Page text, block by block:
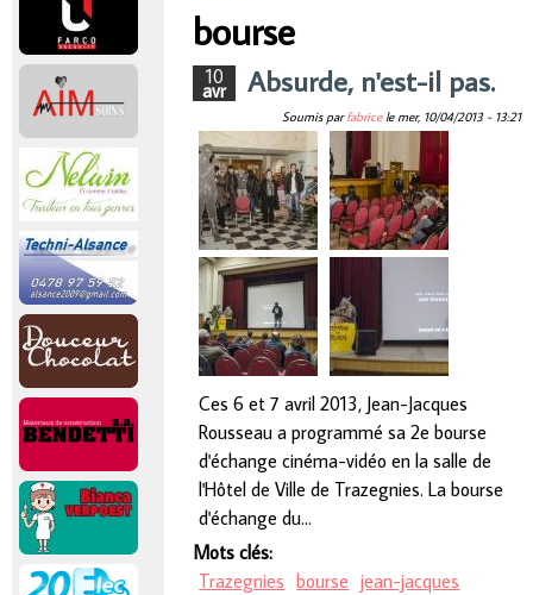
Vous êtes ici
bourse
10
avr Absurde, n'est-il pas.
Soumis parfabricele mer, 10/04/2013 - 13:21
Ces 6 et 7 avril 2013, Jean-Jacques
Rousseau a programmé sa 2e bourse
d'échange cinéma-vidéo en la salle de
l'Hôtel de Ville de Trazegnies. La bourse
d'échange du…
Mots clés:
Trazegnies bourse jean-jacques
n
p
a